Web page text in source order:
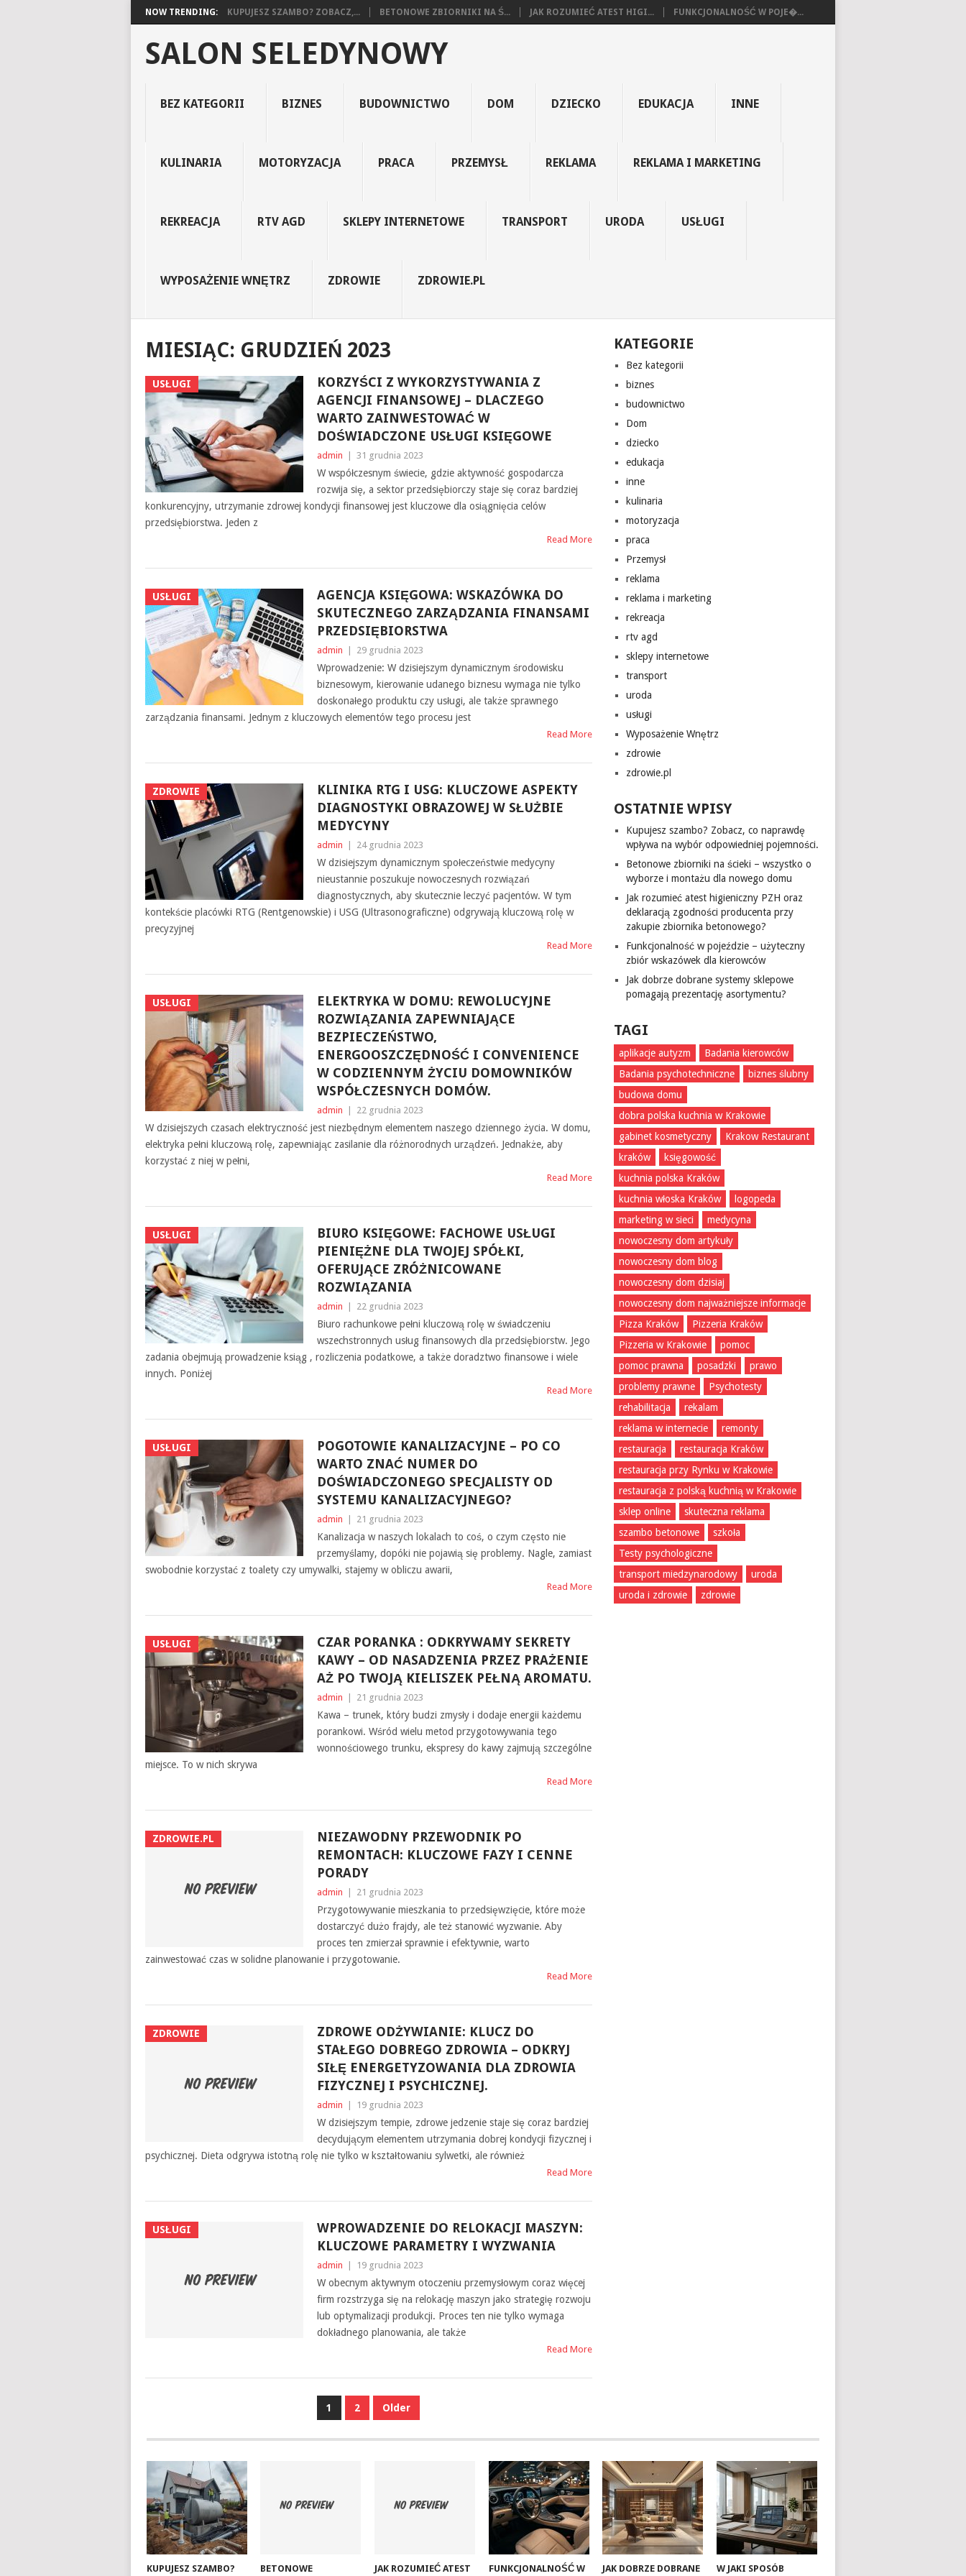
NOW TRENDING: KUPUJESZ SZAMBO? ZOBACZ,... BETONOWE ZBIORNIKI NA Ś... JAK ROZUMIEĆ ATEST HIGI... FUNKCJONALNOŚĆ W POJE�...
SALON SELEDYNOWY
BEZ KATEGORII BIZNES BUDOWNICTWO DOM DZIECKO EDUKACJA INNE
KULINARIA MOTORYZACJA PRACA PRZEMYSŁ REKLAMA REKLAMA I MARKETING
REKREACJA RTV AGD SKLEPY INTERNETOWE TRANSPORT URODA USŁUGI
WYPOSAŻENIE WNĘTRZ ZDROWIE ZDROWIE.PL
MIESIĄC: GRUDZIEŃ 2023
USŁUGI
KORZYŚCI Z WYKORZYSTYWANIA Z
AGENCJI FINANSOWEJ – DLACZEGO
WARTO ZAINWESTOWAĆ W
DOŚWIADCZONE USŁUGI KSIĘGOWE
admin 31 grudnia 2023
W współczesnym świecie, gdzie aktywność gospodarcza
rozwija się, a sektor przedsiębiorczy staje się coraz bardziej
konkurencyjny, utrzymanie zdrowej kondycji finansowej jest kluczowe dla osiągnięcia celów
przedsiębiorstwa. Jeden z
Read More
USŁUGI
AGENCJA KSIĘGOWA: WSKAZÓWKA DO
SKUTECZNEGO ZARZĄDZANIA FINANSAMI
PRZEDSIĘBIORSTWA
admin 29 grudnia 2023
Wprowadzenie: W dzisiejszym dynamicznym środowisku
biznesowym, kierowanie udanego biznesu wymaga nie tylko
doskonałego produktu czy usługi, ale także sprawnego
zarządzania finansami. Jednym z kluczowych elementów tego procesu jest
Read More
ZDROWIE
KLINIKA RTG I USG: KLUCZOWE ASPEKTY
DIAGNOSTYKI OBRAZOWEJ W SŁUŻBIE
MEDYCYNY
admin 24 grudnia 2023
W dzisiejszym dynamicznym społeczeństwie medycyny
nieustannie poszukuje nowoczesnych rozwiązań
diagnostycznych, aby skutecznie leczyć pacjentów. W tym
kontekście placówki RTG (Rentgenowskie) i USG (Ultrasonograficzne) odgrywają kluczową rolę w
precyzyjnej
Read More
USŁUGI
ELEKTRYKA W DOMU: REWOLUCYJNE
ROZWIĄZANIA ZAPEWNIAJĄCE
BEZPIECZEŃSTWO,
ENERGOOSZCZĘDNOŚĆ I CONVENIENCE
W CODZIENNYM ŻYCIU DOMOWNIKÓW
WSPÓŁCZESNYCH DOMÓW.
admin 22 grudnia 2023
W dzisiejszych czasach elektryczność jest niezbędnym elementem naszego dziennego życia. W domu,
elektryka pełni kluczową rolę, zapewniając zasilanie dla różnorodnych urządzeń. Jednakże, aby
korzystać z niej w pełni,
Read More
USŁUGI
BIURO KSIĘGOWE: FACHOWE USŁUGI
PIENIĘŻNE DLA TWOJEJ SPÓŁKI,
OFERUJĄCE ZRÓŻNICOWANE
ROZWIĄZANIA
admin 22 grudnia 2023
Biuro rachunkowe pełni kluczową rolę w świadczeniu
wszechstronnych usług finansowych dla przedsiębiorstw. Jego
zadania obejmują prowadzenie ksiąg , rozliczenia podatkowe, a także doradztwo finansowe i wiele
innych. Poniżej
Read More
USŁUGI
POGOTOWIE KANALIZACYJNE – PO CO
WARTO ZNAĆ NUMER DO
DOŚWIADCZONEGO SPECJALISTY OD
SYSTEMU KANALIZACYJNEGO?
admin 21 grudnia 2023
Kanalizacja w naszych lokalach to coś, o czym często nie
przemyślamy, dopóki nie pojawią się problemy. Nagle, zamiast
swobodnie korzystać z toalety czy umywalki, stajemy w obliczu awarii,
Read More
USŁUGI
CZAR PORANKA : ODKRYWAMY SEKRETY
KAWY – OD NASADZENIA PRZEZ PRAŻENIE
AŻ PO TWOJĄ KIELISZEK PEŁNĄ AROMATU.
admin 21 grudnia 2023
Kawa – trunek, który budzi zmysły i dodaje energii każdemu
porankowi. Wśród wielu metod przygotowywania tego
wonnościowego trunku, ekspresy do kawy zajmują szczególne
miejsce. To w nich skrywa
Read More
ZDROWIE.PL
NIEZAWODNY PRZEWODNIK PO
REMONTACH: KLUCZOWE FAZY I CENNE
PORADY
admin 21 grudnia 2023
Przygotowywanie mieszkania to przedsięwzięcie, które może
dostarczyć dużo frajdy, ale też stanowić wyzwanie. Aby
proces ten zmierzał sprawnie i efektywnie, warto
zainwestować czas w solidne planowanie i przygotowanie.
Read More
ZDROWIE
ZDROWE ODŻYWIANIE: KLUCZ DO
STAŁEGO DOBREGO ZDROWIA – ODKRYJ
SIŁĘ ENERGETYZOWANIA DLA ZDROWIA
FIZYCZNEJ I PSYCHICZNEJ.
admin 19 grudnia 2023
W dzisiejszym tempie, zdrowe jedzenie staje się coraz bardziej
decydującym elementem utrzymania dobrej kondycji fizycznej i
psychicznej. Dieta odgrywa istotną rolę nie tylko w kształtowaniu sylwetki, ale również
Read More
USŁUGI
WPROWADZENIE DO RELOKACJI MASZYN:
KLUCZOWE PARAMETRY I WYZWANIA
admin 19 grudnia 2023
W obecnym aktywnym otoczeniu przemysłowym coraz więcej
firm rozstrzyga się na relokację maszyn jako strategię rozwoju
lub optymalizacji produkcji. Proces ten nie tylko wymaga
dokładnego planowania, ale także
Read More
1 2 Older
KATEGORIE
Bez kategorii
biznes
budownictwo
Dom
dziecko
edukacja
inne
kulinaria
motoryzacja
praca
Przemysł
reklama
reklama i marketing
rekreacja
rtv agd
sklepy internetowe
transport
uroda
usługi
Wyposażenie Wnętrz
zdrowie
zdrowie.pl
OSTATNIE WPISY
Kupujesz szambo? Zobacz, co naprawdę
wpływa na wybór odpowiedniej pojemności.
Betonowe zbiorniki na ścieki – wszystko o
wyborze i montażu dla nowego domu
Jak rozumieć atest higieniczny PZH oraz
deklaracją zgodności producenta przy
zakupie zbiornika betonowego?
Funkcjonalność w pojeździe – użyteczny
zbiór wskazówek dla kierowców
Jak dobrze dobrane systemy sklepowe
pomagają prezentację asortymentu?
TAGI
aplikacje autyzm
Badania kierowców
Badania psychotechniczne
biznes ślubny
budowa domu
dobra polska kuchnia w Krakowie
gabinet kosmetyczny
Krakow Restaurant
kraków
księgowość
kuchnia polska Kraków
kuchnia włoska Kraków
logopeda
marketing w sieci
medycyna
nowoczesny dom artykuły
nowoczesny dom blog
nowoczesny dom dzisiaj
nowoczesny dom najważniejsze informacje
Pizza Kraków
Pizzeria Kraków
Pizzeria w Krakowie
pomoc
pomoc prawna
posadzki
prawo
problemy prawne
Psychotesty
rehabilitacja
rekalam
reklama w internecie
remonty
restauracja
restauracja Kraków
restauracja przy Rynku w Krakowie
restauracja z polską kuchnią w Krakowie
sklep online
skuteczna reklama
szambo betonowe
szkoła
Testy psychologiczne
transport miedzynarodowy
uroda
uroda i zdrowie
zdrowie
KUPUJESZ SZAMBO? BETONOWE JAK ROZUMIEĆ ATEST FUNKCJONALNOŚĆ W JAK DOBRZE DOBRANE W JAKI SPOSÓB